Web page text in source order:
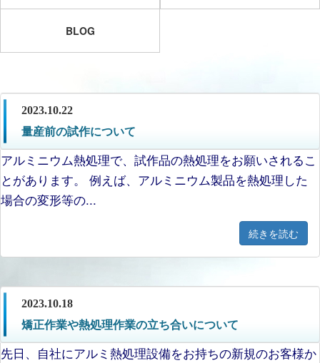
BLOG
2023.10.22
量産前の試作について
アルミニウム熱処理で、試作品の熱処理をお願いされるこ
とがあります。 例えば、アルミニウム製品を熱処理した
場合の変形等の...
続きを読む
2023.10.18
矯正作業や熱処理作業の立ち合いについて
先日、自社にアルミ熱処理設備をお持ちの新規のお客様か